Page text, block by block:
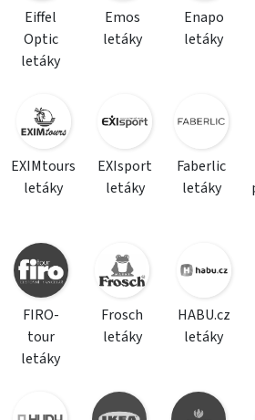
Eiffel
Optic
letáky
Emos
letáky
Enapo
letáky
EXIMtours
letáky
EXIsport
letáky
Faberlic
letáky
FIRO-
tour
letáky
Frosch
letáky
HABU.cz
letáky